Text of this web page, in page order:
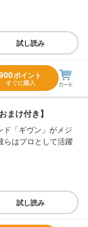
試し読み
ポイント
すぐに購入
まけ付き】
「ギヴン」がメジ
らはプロとして活躍
試し読み